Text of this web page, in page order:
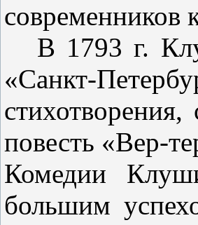
современников
В 1793 г.
«Санкт-
стихо­творения,
повесть «Вер-
Комедии
большим